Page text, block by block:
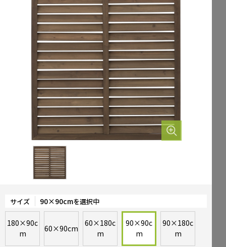
ショールーム
企業情報
関連サイト
サポート
Mailform
メールでお問合せ
FAQ
Tel.
サイズ 90×90cmを選択中
180×90c
m
60×90cm
60×180c
m
90×90c
m
90×180c
m